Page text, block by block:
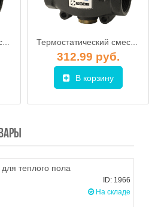
Термостатический смесительный клапан ESBE VTC511 DN32, KVS 14 (temp 60°С) Термостатический смесительный клапан ESBE VTC511 DN25, KVS 9 (temp 65°С)
312.99 руб.
В корзину
теплого пола
ID: 1966
На складе